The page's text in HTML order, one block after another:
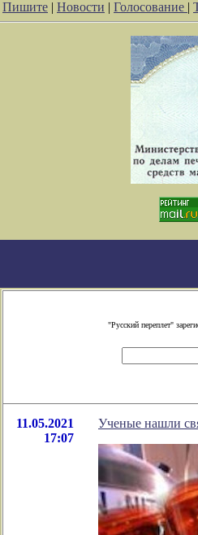
Пишите | Новости | Голосование |
"Русский переплет"
11.05.2021
17:07
Ученые нашли